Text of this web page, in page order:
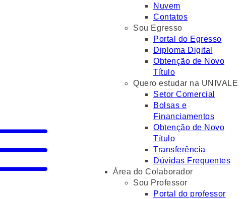
Nuvem
Contatos
Sou Egresso
Portal do Egresso
Diploma Digital
Obtenção de Novo
Título
Quero estudar na UNIVALE
Setor Comercial
Bolsas e
Financiamentos
Obtenção de Novo
Título
Transferência
Dúvidas Frequentes
Área do Colaborador
Sou Professor
Portal do professor